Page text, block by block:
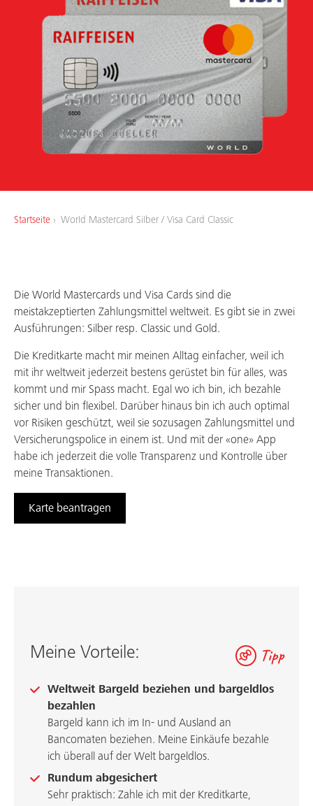
Über uns
Arbeiten bei uns
Startseite World Mastercard Silber / Visa Card Classic
Die World Mastercards und Visa Cards sind die
meistakzeptierten Zahlungsmittel weltweit. Es gibt sie in zwei
Ausführungen: Silber resp. Classic und Gold.
Die Kreditkarte macht mir meinen Alltag einfacher, weil ich
mit ihr weltweit jederzeit bestens gerüstet bin für alles, was
kommt und mir Spass macht. Egal wo ich bin, ich bezahle
sicher und bin flexibel. Darüber hinaus bin ich auch optimal
vor Risiken geschützt, weil sie sozusagen Zahlungsmittel und
Versicherungspolice in einem ist. Und mit der «one» App
habe ich jederzeit die volle Transparenz und Kontrolle über
meine Transaktionen.
Karte beantragen
Tipp
Meine Vorteile:
Weltweit Bargeld beziehen und bargeldlos
bezahlen
Bargeld kann ich im In- und Ausland an
Bancomaten beziehen. Meine Einkäufe bezahle
ich überall auf der Welt bargeldlos.
Rundum abgesichert
Sehr praktisch: Zahle ich mit der Kreditkarte,